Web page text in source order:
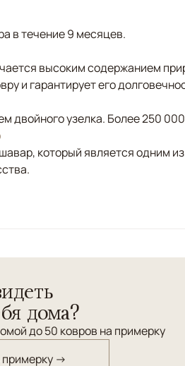
в течение 9 месяцев.
высоким содержанием
и гарантирует его
двойного узелка. Более 250
который является одним
дома?
до 50 ковров на примерку
примерку →